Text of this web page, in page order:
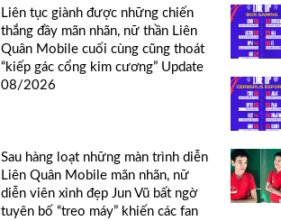
Liên tục giành được những chiến
thắng đầy mãn nhãn, nữ thần Liên
Quân Mobile cuối cùng cũng thoát
“kiếp gác cổng kim cương” Update
08/2026
Sau hàng loạt những màn trình diễn
Liên Quân Mobile mãn nhãn, nữ
diễn viên xinh đẹp Jun Vũ bất ngờ
tuyên bố “treo máy” khiến các fan